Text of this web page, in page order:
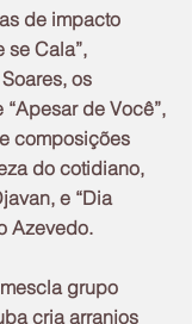
de impacto
se Cala”,
os
de Você”,
composições
do cotidiano,
e “Dia
Azevedo.
grupo
cria arranjos